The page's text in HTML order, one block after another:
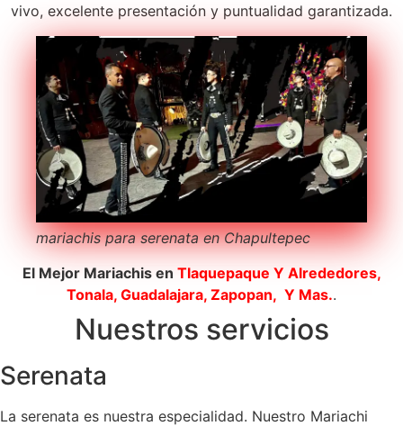
vivo, excelente presentación y puntualidad garantizada.
mariachis para serenata en Chapultepec
El Mejor Mariachis en Tlaquepaque Y Alrededores,
Tonala, Guadalajara, Zapopan, Y Mas..
Nuestros servicios
Serenata
La serenata es nuestra especialidad. Nuestro Mariachi